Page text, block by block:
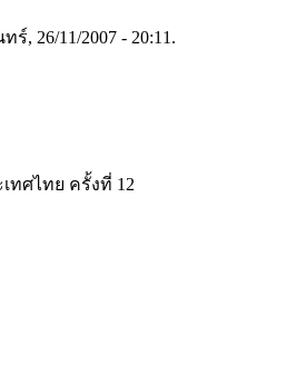
, 26/11/2007 - 20:11.
ทศไทย ครั้งที่ 12